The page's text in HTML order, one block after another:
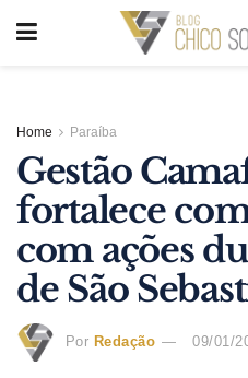
Home Paraíba
Gestão
fortalece
com ações
de São
Por Redação 09/01/